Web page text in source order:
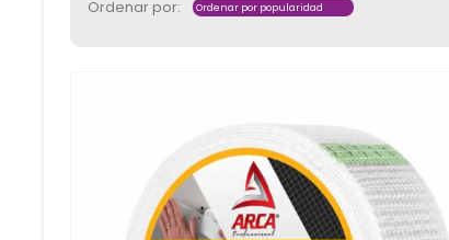
Ordenar por: